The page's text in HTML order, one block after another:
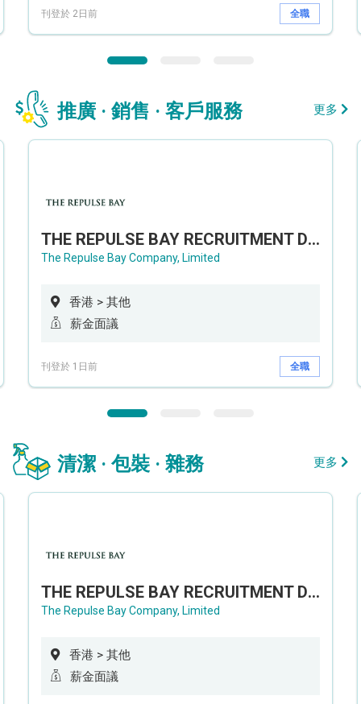
刊登於 2日前 全職
推廣 · 銷售 · 客戶服務 更多
THE REPULSE BAY RECRUITMENT DAY 淺水灣影灣園人才招聘會
The Repulse Bay Company, Limited
香港 > 其他
薪金面議
刊登於 1日前 全職
清潔 · 包裝 · 雜務 更多
THE REPULSE BAY RECRUITMENT DAY 淺水灣影灣園人才招聘會
The Repulse Bay Company, Limited
香港 > 其他
薪金面議